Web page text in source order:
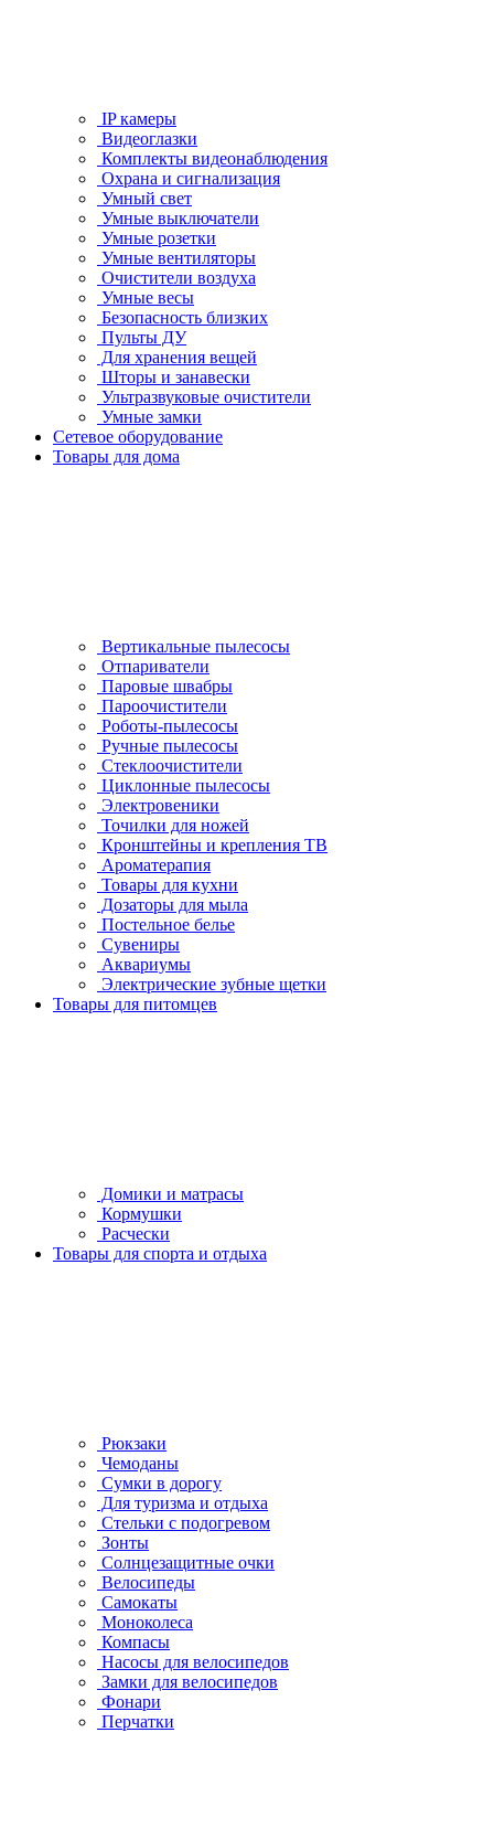
IP камеры
Видеоглазки
Комплекты видеонаблюдения
Охрана и сигнализация
Умный свет
Умные выключатели
Умные розетки
Умные вентиляторы
Очистители воздуха
Умные весы
Безопасность близких
Пульты ДУ
Для хранения вещей
Шторы и занавески
Ультразвуковые очистители
Умные замки
Сетевое оборудование
Товары для дома
Вертикальные пылесосы
Отпариватели
Паровые швабры
Пароочистители
Роботы-пылесосы
Ручные пылесосы
Стеклоочистители
Циклонные пылесосы
Электровеники
Точилки для ножей
Кронштейны и крепления ТВ
Ароматерапия
Товары для кухни
Дозаторы для мыла
Постельное белье
Сувениры
Аквариумы
Электрические зубные щетки
Товары для питомцев
Домики и матрасы
Кормушки
Расчески
Товары для спорта и отдыха
Рюкзаки
Чемоданы
Сумки в дорогу
Для туризма и отдыха
Стельки с подогревом
Зонты
Солнцезащитные очки
Велосипеды
Самокаты
Моноколеса
Компасы
Насосы для велосипедов
Замки для велосипедов
Фонари
Перчатки